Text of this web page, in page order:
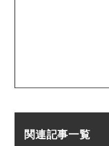
関連記事一覧